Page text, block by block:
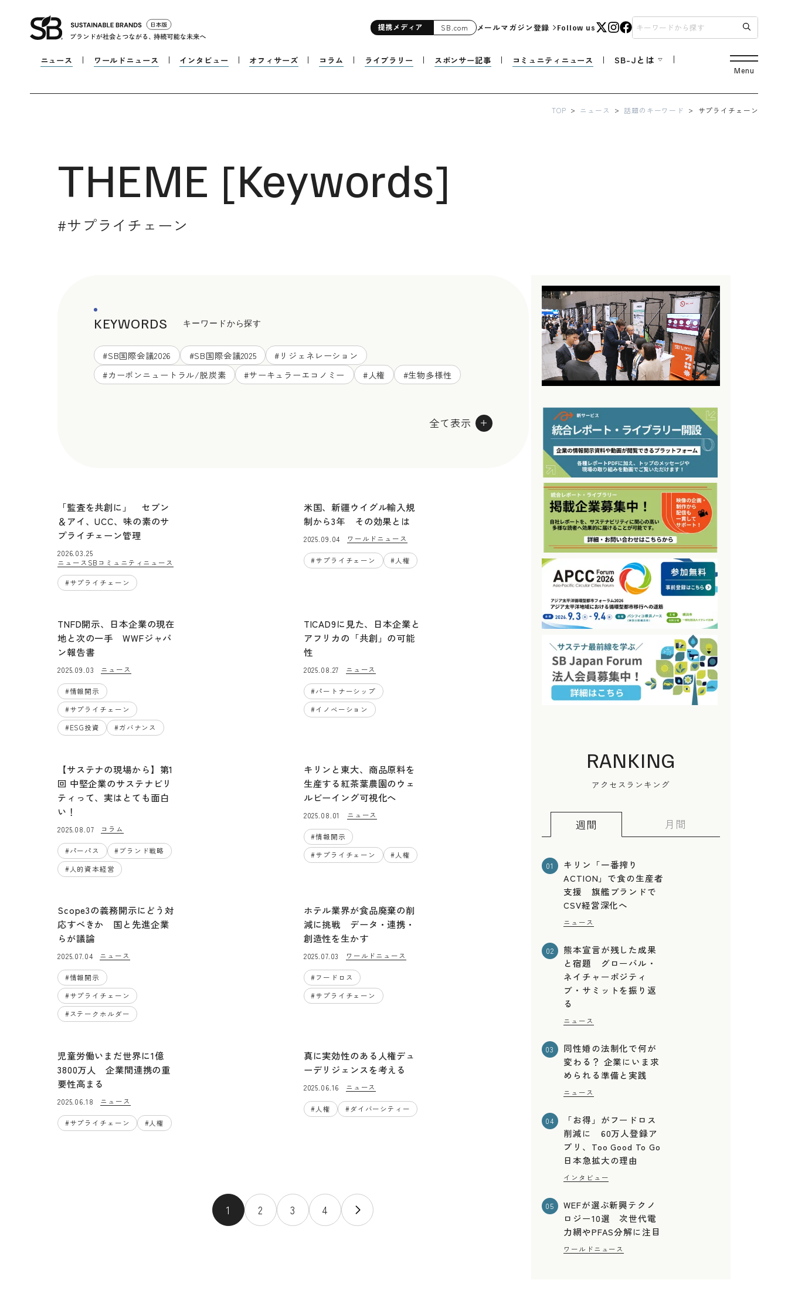
提携メディア SB.com メールマガジン登録 Follow us
ニュース ワールドニュース インタビュー オフィサーズ コラム ライブラリー スポンサー記事 コミュニティニュース SB-Jとは
Menu
TOP ニュース 話題のキーワード サプライチェーン
THEME [Keywords]
#サプライチェーン
KEYWORDS キーワードから探す
#SB国際会議2026 #SB国際会議2025 # リジェネレーション
#カーボンニュートラル/脱炭素 #サーキュラーエコノミー # 人権 #生物多様性
全て表示
「監査を共創に」 セブン
＆アイ、UCC、味の素のサ
プライチェーン管理
2026.03.25
ニュース SBコミュニティニュース
#サプライチェーン
米国、新疆ウイグル輸入規
制から3年 その効果とは
2025.09.04 ワールドニュース
#サプライチェーン # 人権
TNFD開示、日本企業の現在
地と次の一手 WWFジャパ
ン報告書
2025.09.03 ニュース
#情報開示
#サプライチェーン
#ESG投資 #ガバナンス
TICAD9に見た、日本企業と
アフリカの「共創」の可能
性
2025.08.27 ニュース
#パートナーシップ
#イノベーション
【サステナの現場から】第1
回 中堅企業のサステナビリ
ティって、実はとても面白
い！
2025.08.07 コラム
#パーパス #ブランド戦略
# 人的資本経営
キリンと東大、商品原料を
生産する紅茶葉農園のウェ
ルビーイング可視化へ
2025.08.01 ニュース
#情報開示
#サプライチェーン # 人権
Scope3の義務開示にどう対
応すべきか 国と先進企業
らが議論
2025.07.04 ニュース
#情報開示
#サプライチェーン
#ステークホルダー
ホテル業界が食品廃棄の削
減に挑戦 データ・連携・
創造性を生かす
2025.07.03 ワールドニュース
#フードロス
#サプライチェーン
児童労働いまだ世界に1億
3800万人 企業間連携の重
要性高まる
2025.06.18 ニュース
#サプライチェーン #人権
真に実効性のある人権デュ
ーデリジェンスを考える
2025.06.16 ニュース
# 人権 #ダイバーシティー
1 2 3 4
RANKING
アクセスランキング
週間 月間
01
キリン「一番搾り
ACTION」で食の生産者
支援 旗艦ブランドで
CSV経営深化へ
ニュース
02
熊本宣言が残した成果
と宿題 グローバル・
ネイチャーポジティ
ブ・サミットを振り返
る
ニュース
03
同性婚の法制化で何が
変わる？ 企業にいま求
められる準備と実践
ニュース
04
「お得」がフードロス
削減に 60万人登録ア
プリ、Too Good To Go
日本急拡大の理由
インタビュー
05
WEFが選ぶ新興テクノ
ロジー10選 次世代電
力網やPFAS分解に注目
ワールドニュース